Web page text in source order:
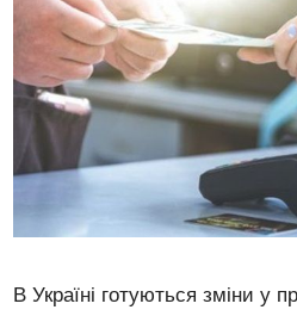
В Україні готуються зміни у